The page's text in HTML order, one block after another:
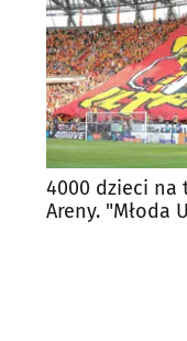
4000 dzieci na
Areny. "Młoda